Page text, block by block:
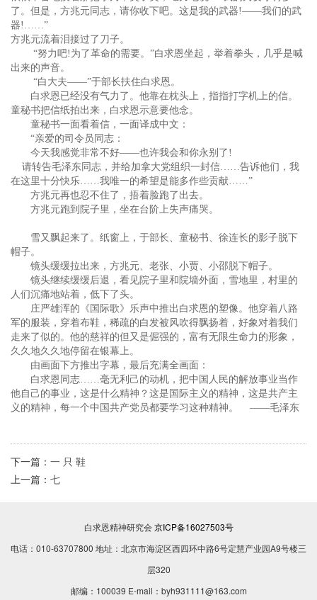
了。但是，方兆元同志，请你收下吧。这是我的武器!——我们的武
器!……”
方兆元流着泪接过了刀子。
“努力吧!为了革命的需要。”白求恩坐起，举着拳头，几乎是喊
出来的声音。
“白大夫——”于部长扶住白求恩。
白求恩已经没有气力了。他靠在枕头上，指指打字机上的信。
童秘书把信纸拍出来，白求恩示意要他念。
童秘书一面看着信，一面译成中文：
“亲爱的司令员同志：
今天我感觉非常不好——也许我会和你永别了!
请转告毛泽东同志，并给加拿大党组织一封信……告诉他们，我
在这里十分快乐……我唯一的希望是能多作些贡献……”
方兆元再也忍不住了，捂着脸跑了出去。
方兆元跑到院子里，坐在台阶上失声痛哭。
雪又飘起来了。纸窗上，于部长、童秘书、徐连长的影子脱下
帽子。
镜头缓缓拉出来，方兆元、老张、小贾、小邵脱下帽子。
镜头继续缓缓后退，看见院子里和院墙外面，雪地里，村里的
人们沉痛地站着，低下了头。
庄严雄浑的《国际歌》乐声中推出白求恩的塑像。他穿着八路
军的服装，穿着布鞋，稀疏的白发被风吹得飘扬着，好象对着我们
走来了似的。他的慈祥的但又是倔强的，富有无限生命力的形象，
久久地久久地停留在银幕上。
由画面下方推出字幕，最后充满全画面：
白求恩同志……毫无利己的动机，把中国人民的解放事业当作
他自己的事业，这是什么精神？这是国际主义的精神，这是共产主
义的精神，每一个中国共产党员都要学习这种精神。 ——毛泽东
下一篇： 一 只 鞋
上一篇： 七
白求恩精神研究会京ICP备16027503号
电话：010-63707800 地址：北京市海淀区西四环中路6号定慧产业园A9号楼三
层320
邮编：100039 E-mail：byh931111@163.com